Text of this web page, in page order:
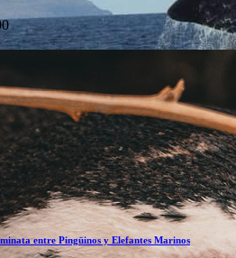
entre Pingüinos y Elefantes Marinos